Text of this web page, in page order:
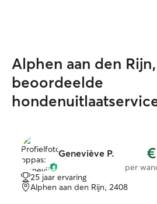
Alphen aan den
beoordeelde
Geneviève P.
per
25 jaar ervaring
Alphen aan den Rijn, 2408